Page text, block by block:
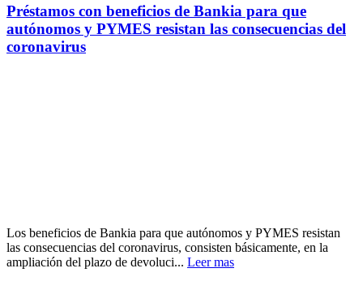
Préstamos con beneficios de Bankia para que
autónomos y PYMES resistan las consecuencias del
coronavirus
Los beneficios de Bankia para que autónomos y PYMES resistan
las consecuencias del coronavirus, consisten básicamente, en la
ampliación del plazo de devoluci... Leer mas